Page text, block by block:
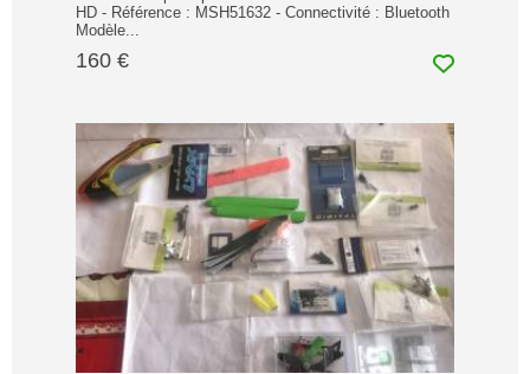
HD - Référence : MSH51632 - Connectivité : Bluetooth
Modèle...
160 €